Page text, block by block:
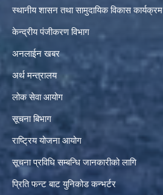
स्थानीय शासन तथा सामुदायिक विकास कार्यक्रम
केन्द्रीय पंजीकरण विभाग
अनलाईन खबर
अर्थ मन्त्रालय
लोक सेवा आयोग
सूचना बिभाग
राष्ट्रिय योजना आयोग
सूचना प्रविधि सम्बन्धि जानकारीको लागि
प्रिति फन्ट बाट युनिकोड कन्भर्टर